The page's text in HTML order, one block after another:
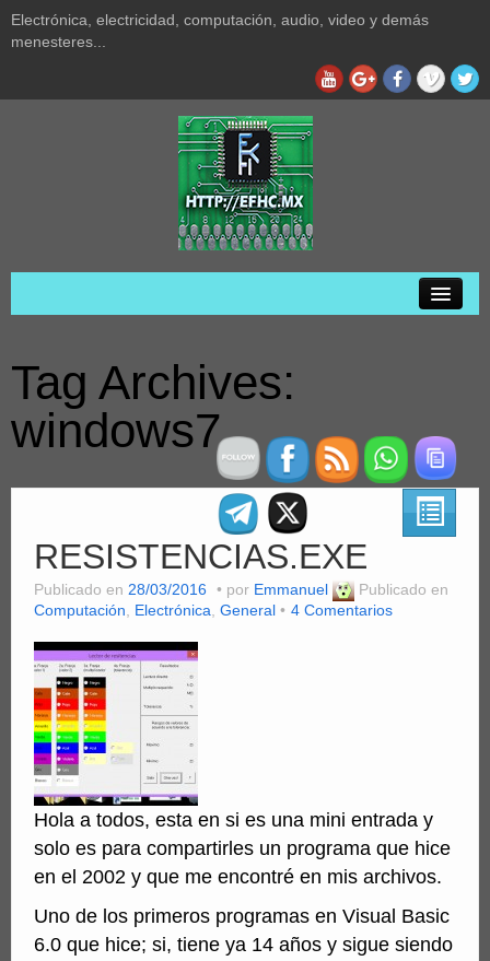
Electrónica, electricidad, computación, audio, video y demás
menesteres...
Privacidad
Acerca de
Computación
MiniSFX
Servicios
PDFs
Videos
Tag Archives:
windows7
RESISTENCIAS.EXE
Publicado en 28/03/2016 por Emmanuel
Publicado en
Computación
Electrónica General 4 Comentarios
Hola a todos, esta en si es una mini entrada y
solo es para compartirles un programa que hice
en el 2002 y que me encontré en mis archivos.
Uno de los primeros programas en Visual Basic
6.0 que hice; si, tiene ya 14 años y sigue siendo